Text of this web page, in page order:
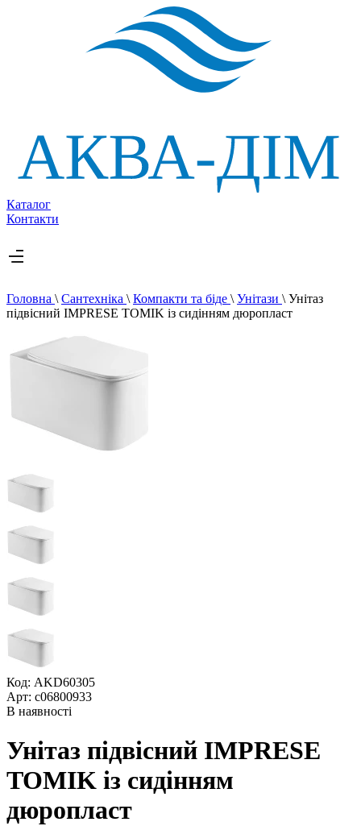
Каталог
Контакти
Головна \ Сантехніка \ Компакти та біде \ Унітази \ Унітаз
підвісний IMPRESE TOMIK із сидінням дюропласт
Код: AKD60305
Арт: c06800933
В наявності
Унітаз підвісний IMPRESE
TOMIK із сидінням
дюропласт